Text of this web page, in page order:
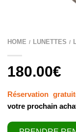
HOME / LUNETTES /
180.00€
Réservation
votre prochain